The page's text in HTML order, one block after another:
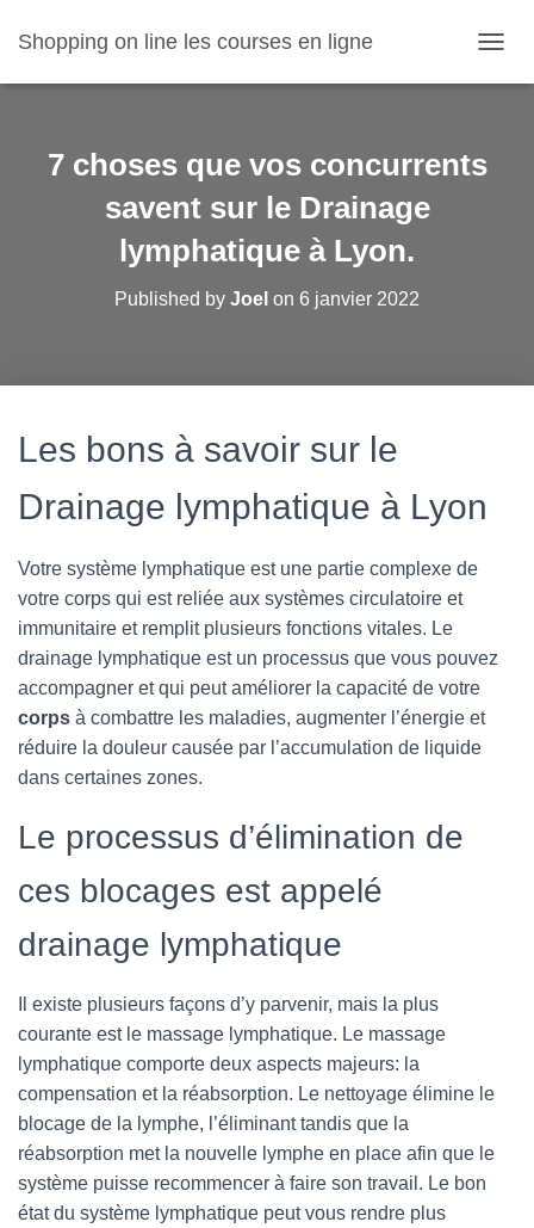
Shopping on line les courses en ligne
U
7 choses que vos concurrents
savent sur le Drainage
lymphatique à Lyon.
Published by Joel on 6 janvier 2022
Les bons à savoir sur le
Drainage lymphatique à Lyon
Votre système lymphatique est une partie complexe de
votre corps qui est reliée aux systèmes circulatoire et
immunitaire et remplit plusieurs fonctions vitales. Le
drainage lymphatique est un processus que vous pouvez
accompagner et qui peut améliorer la capacité de votre
corps à combattre les maladies, augmenter l’énergie et
réduire la douleur causée par l’accumulation de liquide
dans certaines zones.
Le processus d’élimination de
ces blocages est appelé
drainage lymphatique
Il existe plusieurs façons d’y parvenir, mais la plus
courante est le massage lymphatique. Le massage
lymphatique comporte deux aspects majeurs: la
compensation et la réabsorption. Le nettoyage élimine le
blocage de la lymphe, l’éliminant tandis que la
réabsorption met la nouvelle lymphe en place afin que le
système puisse recommencer à faire son travail. Le bon
état du système lymphatique peut vous rendre plus